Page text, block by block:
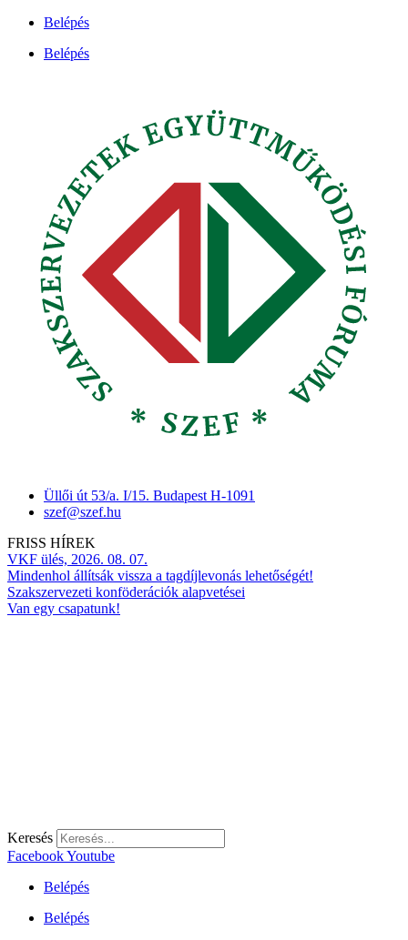
Ugrás
tartalomhoz
Belépés
Belépés
Üllői út 53/a. I/15. Budapest H-1091
szef@szef.hu
FRISS HÍREK
VKF ülés, 2026. 08. 07.
Mindenhol állítsák vissza a tagdíjlevonás lehetőségét!
Szakszervezeti konföderációk alapvetései
Van egy csapatunk!
Keresés
FacebookYoutube
Belépés
Belépés